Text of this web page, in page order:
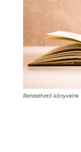
Rendelhető könyveink